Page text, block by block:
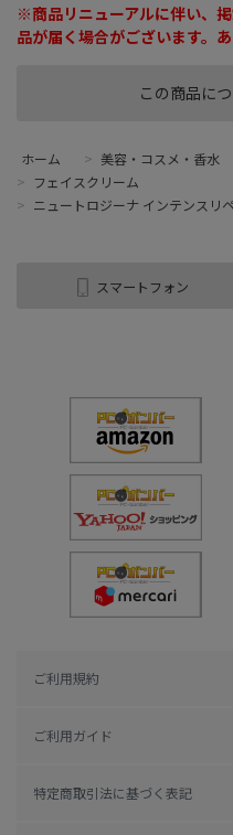
この商品に
※商品リニューアルに伴い、
品が届く場合がございます。
ホーム > 美容・コスメ・香水
> フェイスクリーム
> ニュートロジーナ インテンスリ
スマートフォン
ご利用規約
ご利用ガイド
特定商取引法に基づく表記